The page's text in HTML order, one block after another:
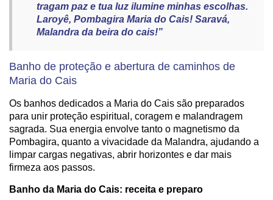
tragam paz e tua luz ilumine minhas escolhas.
Laroyê, Pombagira Maria do Cais! Saravá,
Malandra da beira do cais!”
Banho de proteção e abertura de caminhos de
Maria do Cais
Os banhos dedicados a Maria do Cais são preparados
para unir proteção espiritual, coragem e malandragem
sagrada. Sua energia envolve tanto o magnetismo da
Pombagira, quanto a vivacidade da Malandra, ajudando a
limpar cargas negativas, abrir horizontes e dar mais
firmeza aos passos.
Banho da Maria do Cais: receita e preparo